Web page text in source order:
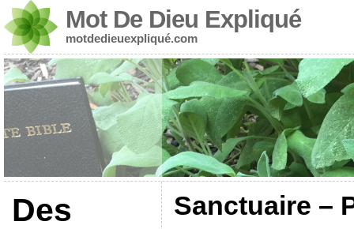
Mot De Dieu Expliqué
motdedieuexpliqué.com
Des
Sanctuaire –